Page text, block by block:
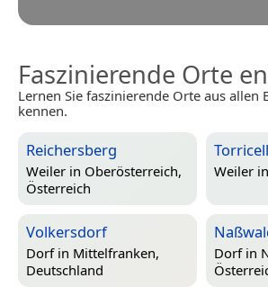
Faszinierende Orte
Lernen Sie faszinierende Orte aus allen
kennen.
Reichersberg
Weiler in Oberösterreich,
Österreich
Weiler in
Volkersdorf
Dorf in Mittelfranken,
Deutschland
Dorf in